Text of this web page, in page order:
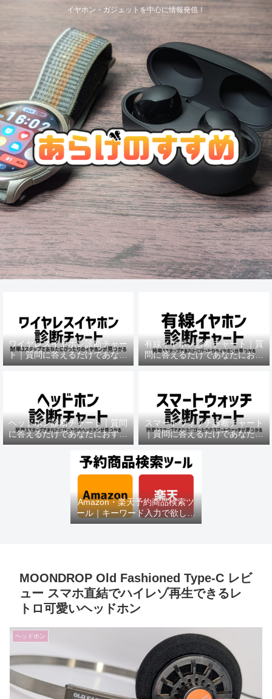
イヤホン・ガジェットを中心に情報発信！
ワイヤレスイヤホン診断チャー
ト｜質問に答えるだけであなた
におすすめの機種がわかる
有線イヤホン診断チャート｜質
問に答えるだけであなたにおす
すめの機種がわかる
ヘッドホン診断チャート｜質問
に答えるだけであなたにおすす
めの機種がわかる
スマートウォッチ診断チャート
｜質問に答えるだけであなたに
おすすめの機種がわかる
Amazon・楽天予約商品検索ツ
ール｜キーワード入力で欲しい
商品を即チェック
MOONDROP Old Fashioned Type-C レビ
ュー スマホ直結でハイレゾ再生できるレ
トロ可愛いヘッドホン
ヘッドホン